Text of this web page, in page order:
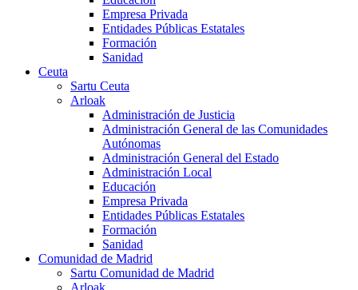
Empresa Privada
Entidades Públicas Estatales
Formación
Sanidad
Ceuta
Sartu Ceuta
Arloak
Administración de Justicia
Administración General de las Comunidades
Autónomas
Administración General del Estado
Administración Local
Educación
Empresa Privada
Entidades Públicas Estatales
Formación
Sanidad
Comunidad de Madrid
Sartu Comunidad de Madrid